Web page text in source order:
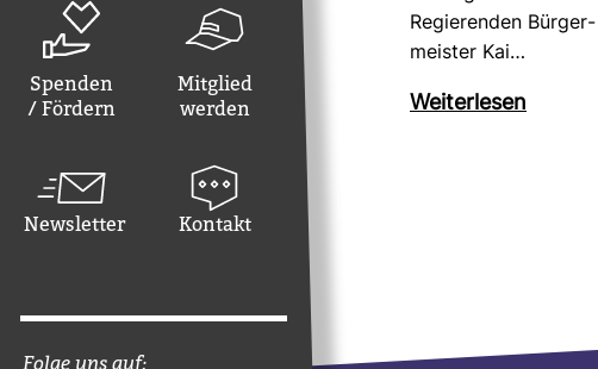
Spenden
/ Fördern
Mitglied
werden
Newsletter Kontakt
Folge uns auf:
Regie­renden Bür­ger­
meister Kai…
Wei­ter­lesen